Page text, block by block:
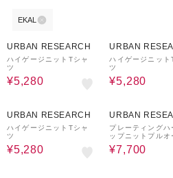
EKAL
URBAN RESEARCH
ハイゲージニットTシャ
ツ
¥5,280
URBAN
ハイゲージニット
ツ
¥5,280
URBAN RESEARCH
ハイゲージニットTシャ
ツ
¥5,280
URBAN
プレーティングハ
ップニットプルオ
¥7,700